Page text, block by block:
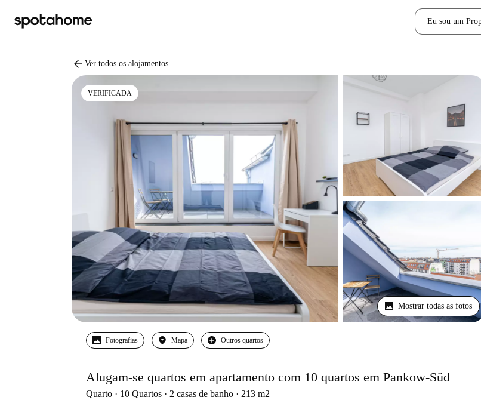
Eu sou um
arrow_back Ver todos os alojamentos
VERIFICADA
Mostrar todas as fotos
Fotografias Mapa Outros quartos
Alugam-se quartos em apartamento com 10 quartos em Pankow-Süd
Quarto 10 Quartos 2 casas de banho 213 m2